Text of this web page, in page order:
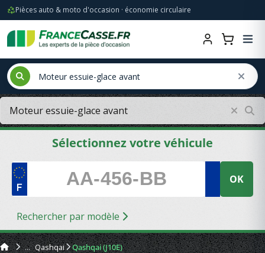
Pièces auto & moto d'occasion · économie circulaire
Sélectionnez votre véhicule
OK
Rechercher par modèle
Qashqai Qashqai (J10E)